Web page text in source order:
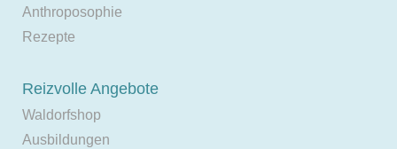
Anthroposophie
Rezepte
Reizvolle Angebote
Waldorfshop
Ausbildungen